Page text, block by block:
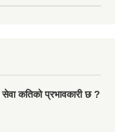
सेवा कतिको प्रभावकारी छ ?